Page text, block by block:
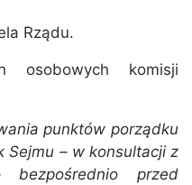
Rządu.
osobowych komisji
punktów porządku
Sejmu – w konsultacji z
bezpośrednio przed